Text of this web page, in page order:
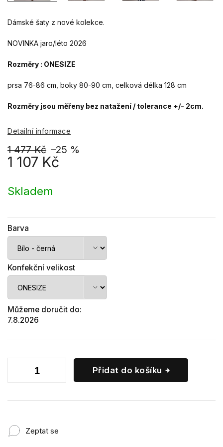
1 477 Kč –25 %
1 107 Kč
cena:
Skladem
Barva
Konfekční velikost
Můžeme doručit do:
7.8.2026
Přidat do košíku
Dámské šaty z nové kolekce.
NOVINKA jaro/léto 2026
Rozměry : ONESIZE
prsa 76-86 cm, boky 80-90 cm, celková délka 128 cm
Rozměry jsou měřeny bez natažení / tolerance +/- 2cm.
Detailní informace
Zeptat se